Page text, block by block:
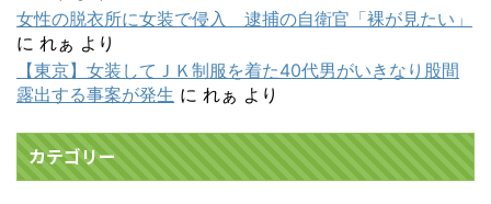
女性の脱衣所に女装で侵入 逮捕の自衛官「裸が見たい」
に れぁ より
【東京】女装してＪＫ制服を着た40代男がいきなり股間
露出する事案が発生 に れぁ より
カテゴリー